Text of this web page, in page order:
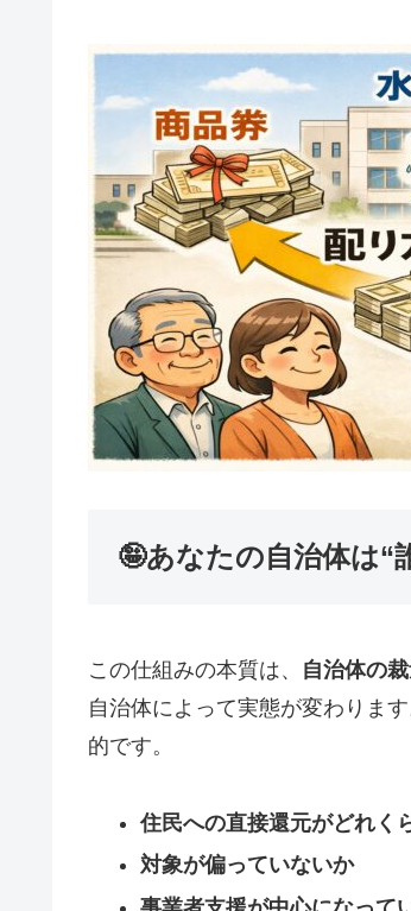
🤪あなたの自治体は“
この仕組みの本質は、 自治体の
自治体によって実態が変わりま
的です。
住民への直接還元がどれく
対象が偏っていないか